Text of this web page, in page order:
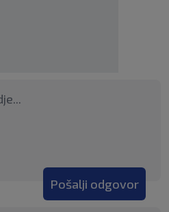
Pošalji odgovor